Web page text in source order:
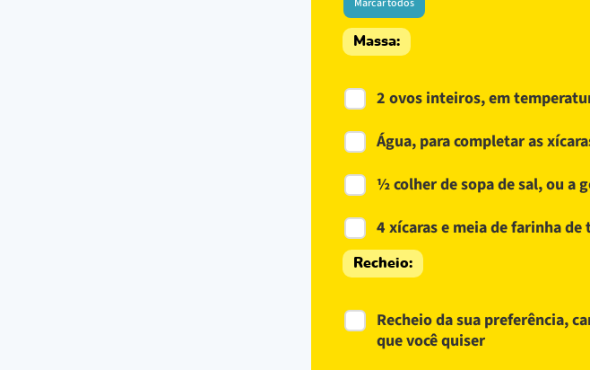
Marcar todos
Massa:
2 ovos inteiros, em
Água, para completar as
½ colher de sopa de sal, ou a
4 xícaras e meia de farinha
Recheio:
Recheio da sua preferência,
que você quiser